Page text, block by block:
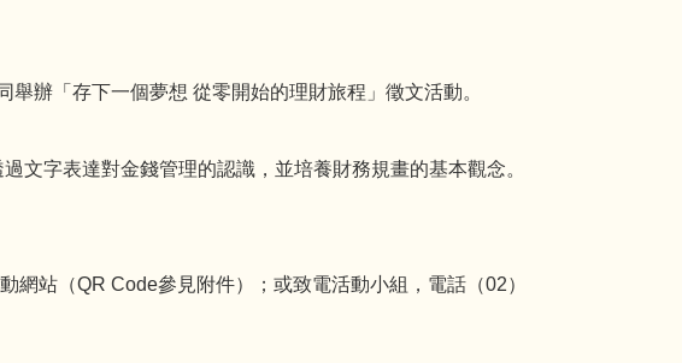
辦「存下一個夢想 從零開始的理財旅程」徵文活動。
文字表達對金錢管理的認識，並培養財務規畫的基本觀念。
站（QR Code參見附件）；或致電活動小組，電話（02）